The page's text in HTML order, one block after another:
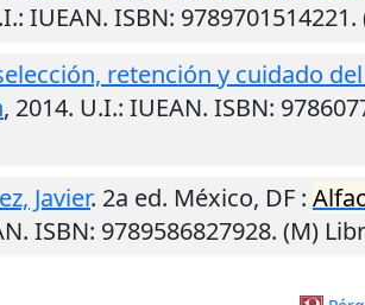
: IUEAN. ISBN:
retención y cuidado
, 2014. U.I.: IUEAN. ISBN:
Javier. 2a ed. México, DF :
ISBN: 9789586827928. (M)